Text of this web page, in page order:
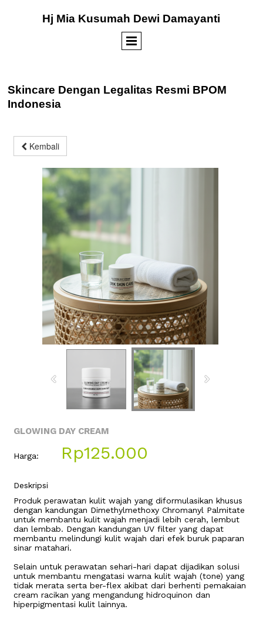
Hj Mia Kusumah Dewi Damayanti
Skincare Dengan Legalitas Resmi BPOM
Indonesia
Kembali
GLOWING DAY CREAM
Harga: Rp125.000
Deskripsi
Produk perawatan kulit wajah yang diformulasikan khusus
dengan kandungan Dimethylmethoxy Chromanyl Palmitate
untuk membantu kulit wajah menjadi lebih cerah, lembut
dan lembab. Dengan kandungan UV filter yang dapat
membantu melindungi kulit wajah dari efek buruk paparan
sinar matahari.
Selain untuk perawatan sehari-hari dapat dijadikan solusi
untuk membantu mengatasi warna kulit wajah (tone) yang
tidak merata serta ber-flex akibat dari berhenti pemakaian
cream racikan yang mengandung hidroquinon dan
hiperpigmentasi kulit lainnya.